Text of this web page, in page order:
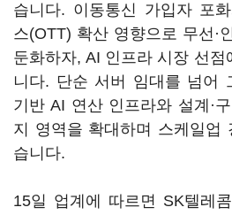
습니다. 이동통신 가입자 포화
스(OTT) 확산 영향으로 무선·
둔화하자, AI 인프라 시장 선점
니다. 단순 서버 임대를 넘어
기반 AI 연산 인프라와 설계·
지 영역을 확대하며 스케일업
습니다.
15일 업계에 따르면 SK텔레